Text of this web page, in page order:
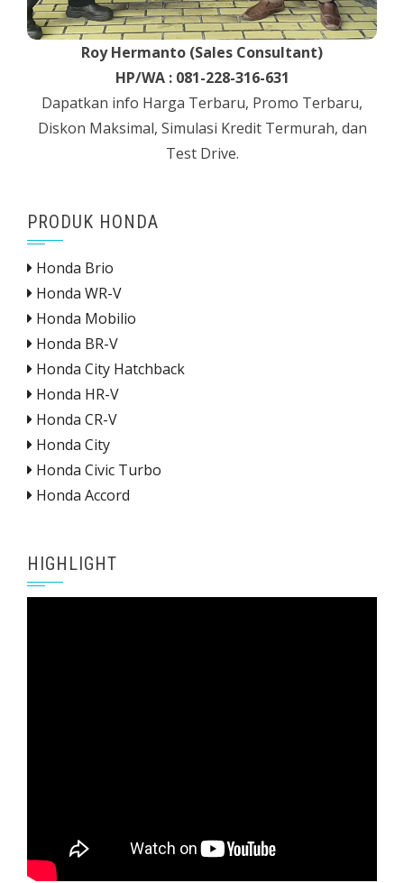
Roy Hermanto (Sales Consultant)
HP/WA : 081-228-316-631
Dapatkan info Harga Terbaru, Promo Terbaru,
Diskon Maksimal, Simulasi Kredit Termurah, dan
Test Drive.
PRODUK HONDA
Honda Brio
Honda WR-V
Honda Mobilio
Honda BR-V
Honda City Hatchback
Honda HR-V
Honda CR-V
Honda City
Honda Civic Turbo
Honda Accord
HIGHLIGHT